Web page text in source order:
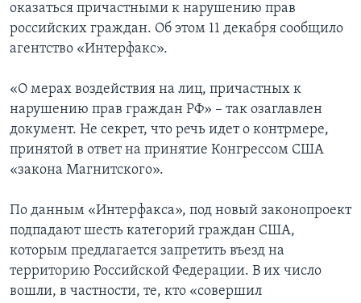
оказаться причастными к нарушению прав
российских граждан. Об этом 11 декабря сообщило
агентство «Интерфакс».
«О мерах воздействия на лиц, причастных к
нарушению прав граждан РФ» – так озаглавлен
документ. Не секрет, что речь идет о контрмере,
принятой в ответ на принятие Конгрессом США
«закона Магнитского».
По данным «Интерфакса», под новый законопроект
подпадают шесть категорий граждан США,
которым предлагается запретить въезд на
территорию Российской Федерации. В их число
вошли, в частности, те, кто «совершил